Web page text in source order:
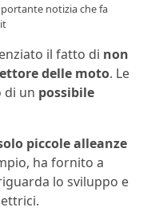
notizia che fa
il fatto di non
delle moto. Le
di un possibile
piccole alleanze
ha fornito a
lo sviluppo e